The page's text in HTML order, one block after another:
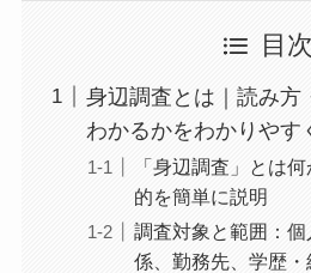
目次
身辺調査とは｜読み方
わかるかをわかりやす
「身辺調査」とは
的を簡単に説明
調査対象と範囲：
係、勤務先、学歴